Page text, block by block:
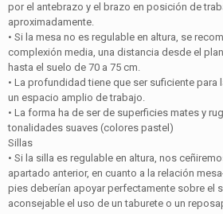
por el antebrazo y el brazo en posición de
aproximadamente.
• Si la mesa no es regulable en altura, se
complexión media, una distancia desde el
hasta el suelo de 70 a 75 cm.
• La profundidad tiene que ser suficiente para
un espacio amplio de trabajo.
• La forma ha de ser de superficies mates y
tonalidades suaves (colores pastel)
Sillas
• Si la silla es regulable en altura, nos
apartado anterior, en cuanto a la relación
pies deberían apoyar perfectamente sobre el
aconsejable el uso de un taburete o un